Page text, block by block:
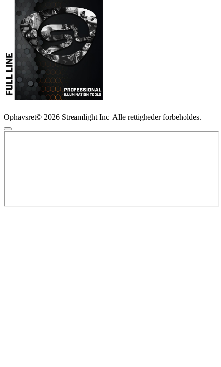
Ophavsret© 2026 Streamlight Inc. Alle rettigheder forbeholdes.